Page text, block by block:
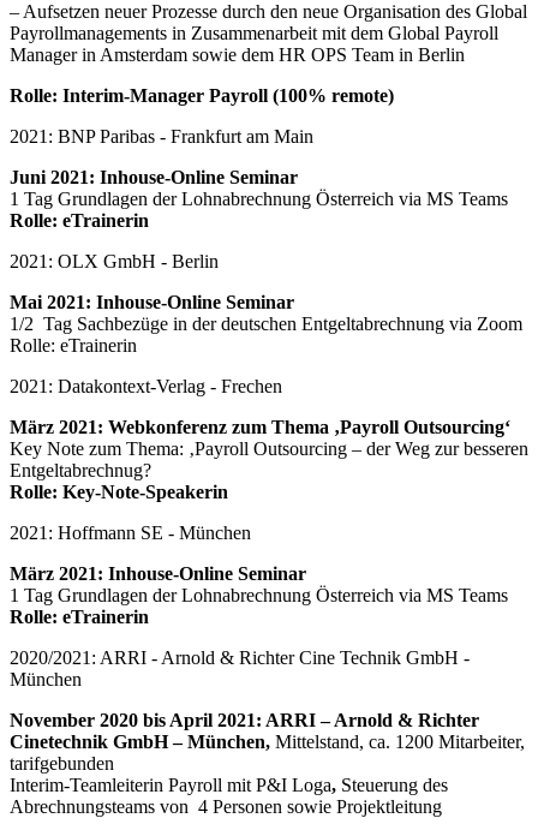
– Aufsetzen neuer Prozesse durch den neue Organisation des Global
Payrollmanagements in Zusammenarbeit mit dem Global Payroll
Manager in Amsterdam sowie dem HR OPS Team in Berlin
Rolle: Interim-Manager Payroll (100% remote)
2021: BNP Paribas - Frankfurt am Main
Juni 2021: Inhouse-Online Seminar
1 Tag Grundlagen der Lohnabrechnung Österreich via MS Teams
Rolle: eTrainerin
2021: OLX GmbH - Berlin
Mai 2021: Inhouse-Online Seminar
1/2 Tag Sachbezüge in der deutschen Entgeltabrechnung via Zoom
Rolle: eTrainerin
2021: Datakontext-Verlag - Frechen
März 2021: Webkonferenz zum Thema ‚Payroll Outsourcing‘
Key Note zum Thema: ‚Payroll Outsourcing – der Weg zur besseren
Entgeltabrechnug?
Rolle: Key-Note-Speakerin
2021: Hoffmann SE - München
März 2021: Inhouse-Online Seminar
1 Tag Grundlagen der Lohnabrechnung Österreich via MS Teams
Rolle: eTrainerin
2020/2021: ARRI - Arnold & Richter Cine Technik GmbH -
München
November 2020 bis April 2021: ARRI – Arnold & Richter
Cinetechnik GmbH – München, Mittelstand, ca. 1200 Mitarbeiter,
tarifgebunden
Interim-Teamleiterin Payroll mit P&I Loga, Steuerung des
Abrechnungsteams von 4 Personen sowie Projektleitung